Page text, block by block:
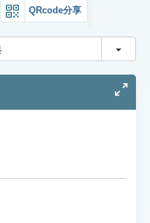
QRcode分享
切換